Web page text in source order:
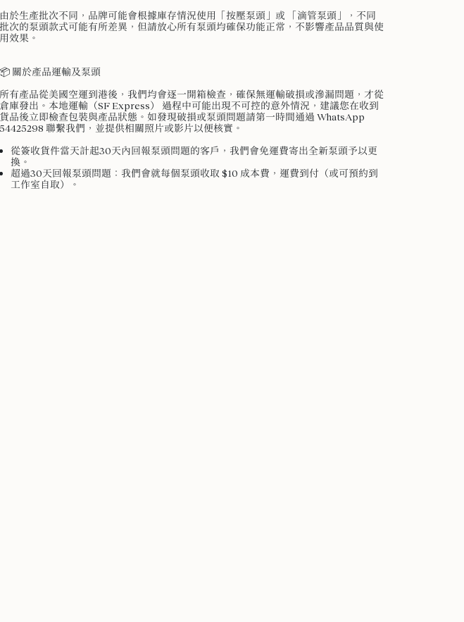
由於生產批次不同，品牌可能會根據庫存情況使用「按壓泵頭」或 「滴管泵頭」，不同
批次的泵頭款式可能有所差異，但請放心所有泵頭均確保功能正常，不影響產品品質與使
用效果。
📦 關於產品運輸及泵頭
所有產品從美國空運到港後，我們均會逐一開箱檢查，確保無運輸破損或滲漏問題，才從
倉庫發出。本地運輸（SF Express） 過程中可能出現不可控的意外情況，建議您在收到
貨品後立即檢查包裝與產品狀態。如發現破損或泵頭問題請第一時間通過 WhatsApp
54425298 聯繫我們，並提供相關照片或影片以便核實。
從簽收貨件當天計起30天內回報泵頭問題的客戶，我們會免運費寄出全新泵頭予以更
換。
超過30天回報泵頭問題：我們會就每個泵頭收取 $10 成本費，運費到付（或可預約到
工作室自取）。